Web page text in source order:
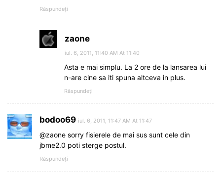
Răspundeți
zaone
iul. 6, 2011, 11:40 AM At 11:40
Asta e mai simplu. La 2 ore de la lansarea lui
n-are cine sa iti spuna altceva in plus.
Răspundeți
bodoo69 iul. 6, 2011, 11:47 AM At 11:47
@zaone sorry fisierele de mai sus sunt cele din
jbme2.0 poti sterge postul.
Răspundeți